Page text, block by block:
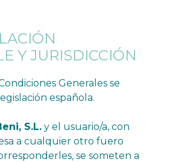
Y JURISDICCIÓN
Generales se
española.
S.L. y el usuario/a, con
a cualquier otro fuero
se someten a